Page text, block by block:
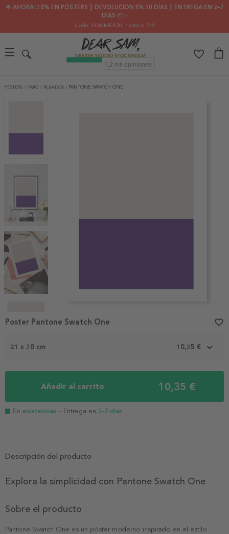
🌟 AHORA: 30% EN PÓSTERS ┃ DEVOLUCIÓN EN 30 DÍAS ┃ ENTREGA EN 2–7
DÍAS 📦✨
Code: SUMMER30, hasta el 7/8
PÓSTERS / FÄRG / ROSADOS / PANTONE SWATCH ONE
1
21 x 30 cm 10,35 €
Añadir al carrito 10,35 €
En existencias - Entrega en 3-7 días
Poster Pantone Swatch One favorite_border
Descripción del producto
Explora la simplicidad con Pantone Swatch One
Sobre el producto
Pantone Swatch One es un póster moderno inspirado en el estilo